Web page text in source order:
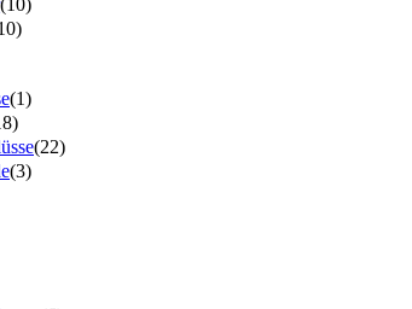
(10)
(1)
(22)
(3)